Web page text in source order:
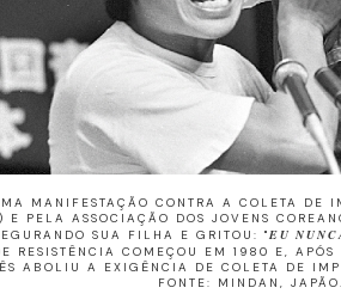
MANIFESTAÇÃO CONTRA A COLETA DE
E PELA ASSOCIAÇÃO DOS JOVENS
SUA FILHA E GRITOU: "EU
RESISTÊNCIA COMEÇOU EM 1980 E,
ABOLIU A EXIGÊNCIA DE COLETA DE
FONTE: MINDAN, JAPÃO.